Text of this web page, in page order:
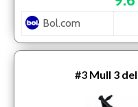
Bol.com
#3 Mull 3